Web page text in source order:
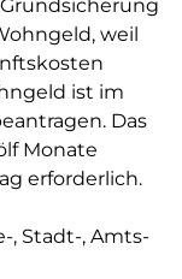
weil
ist im
Das
Monate
erforderlich.
, Stadt-, Amts-